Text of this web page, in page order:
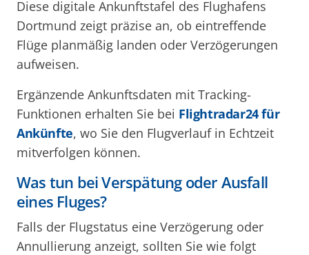
Diese digitale Ankunftstafel des Flughafens
Dortmund zeigt präzise an, ob eintreffende
Flüge planmäßig landen oder Verzögerungen
aufweisen.
Ergänzende Ankunftsdaten mit Tracking-
Funktionen erhalten Sie bei Flightradar24 für
Ankünfte, wo Sie den Flugverlauf in Echtzeit
mitverfolgen können.
Was tun bei Verspätung oder Ausfall
eines Fluges?
Falls der Flugstatus eine Verzögerung oder
Annullierung anzeigt, sollten Sie wie folgt